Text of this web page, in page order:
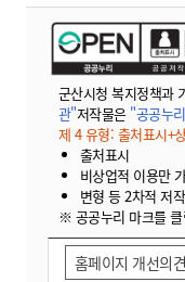
군산시청 복지정책과
관"저작물은 "공공누
제 4 유형: 출처표시+
출처표시
비상업적 이용만
변형 등 2차적 저
※ 공공누리 마크를
홈페이지 개선의견